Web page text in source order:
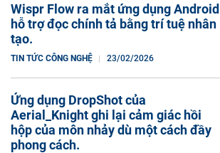
Wispr Flow ra mắt ứng dụng Android
hỗ trợ đọc chính tả bằng trí tuệ nhân
tạo.
TIN TỨC CÔNG NGHỆ 23/02/2026
Ứng dụng DropShot của
Aerial_Knight ghi lại cảm giác hồi
hộp của môn nhảy dù một cách đầy
phong cách.